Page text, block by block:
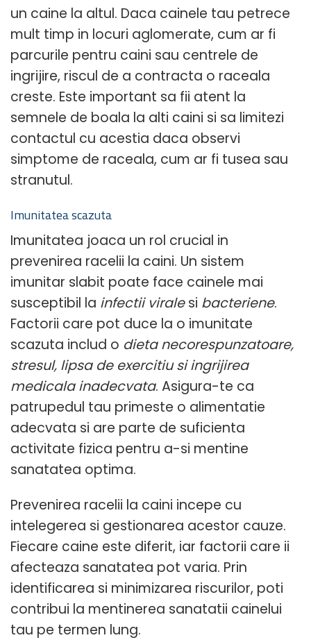
un caine la altul. Daca cainele tau petrece
mult timp in locuri aglomerate, cum ar fi
parcurile pentru caini sau centrele de
ingrijire, riscul de a contracta o raceala
creste. Este important sa fii atent la
semnele de boala la alti caini si sa limitezi
contactul cu acestia daca observi
simptome de raceala, cum ar fi tusea sau
stranutul.
Imunitatea scazuta
Imunitatea joaca un rol crucial in
prevenirea racelii la caini. Un sistem
imunitar slabit poate face cainele mai
susceptibil la infectii viralesi bacteriene.
Factorii care pot duce la o imunitate
scazuta includ o dieta necorespunzatoare,
stresul, lipsa de exercitiu si ingrijirea
medicala inadecvata. Asigura-te ca
patrupedul tau primeste o alimentatie
adecvata si are parte de suficienta
activitate fizica pentru a-si mentine
sanatatea optima.
Prevenirea racelii la caini incepe cu
intelegerea si gestionarea acestor cauze.
Fiecare caine este diferit, iar factorii care ii
afecteaza sanatatea pot varia. Prin
identificarea si minimizarea riscurilor, poti
contribui la mentinerea sanatatii cainelui
tau pe termen lung.